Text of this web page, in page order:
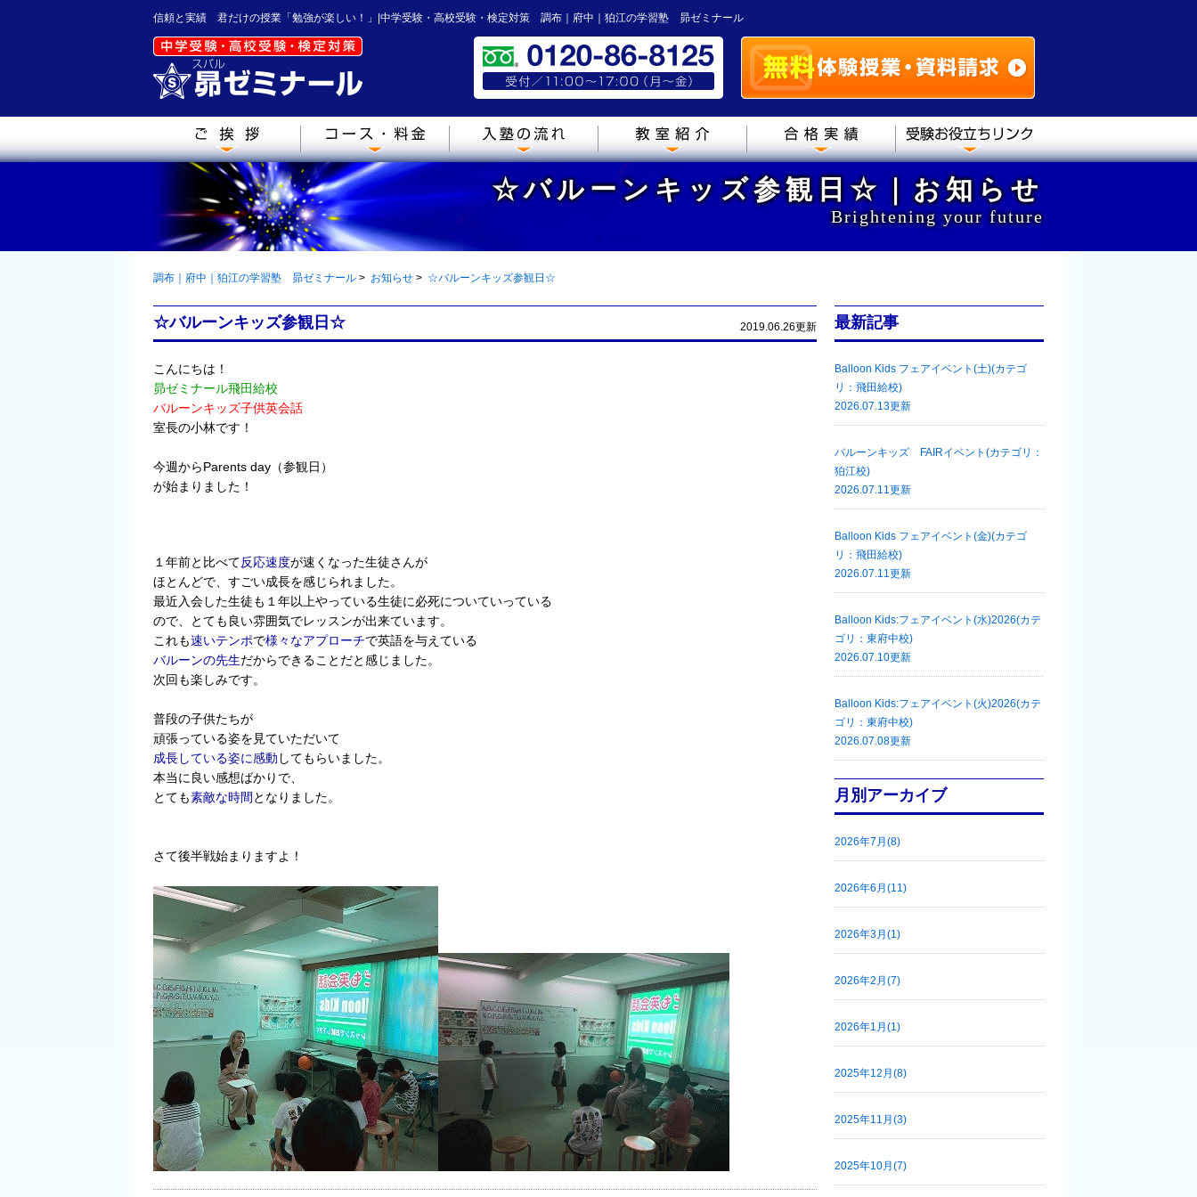
信頼と実績 君だけの授業「勉強が楽しい！」|中学受験・高校受験・検定対策 調布｜府中｜狛江の学習塾 昴ゼミナール
☆バルーンキッズ参観日☆｜お知らせ
Brightening your future
調布｜府中｜狛江の学習塾 昴ゼミナール > お知らせ > ☆バルーンキッズ参観日☆
☆バルーンキッズ参観日☆ 2019.06.26更新
こんにちは！
昴ゼミナール飛田給校
バルーンキッズ子供英会話
室長の小林です！
今週からParents day（参観日）
が始まりました！
１年前と比べて反応速度が速くなった生徒さんが
ほとんどで、すごい成長を感じられました。
最近入会した生徒も１年以上やっている生徒に必死についていっている
ので、とても良い雰囲気でレッスンが出来ています。
これも速いテンポで様々なアプローチで英語を与えている
バルーンの先生だからできることだと感じました。
次回も楽しみです。
普段の子供たちが
頑張っている姿を見ていただいて
成長している姿に感動 してもらいました。
本当に良い感想ばかりで、
とても素敵な時間 となりました。
さて後半戦始まりますよ！
最新記事
Balloon Kids フェアイベント(土)(カテゴ
リ：飛田給校)
2026.07.13更新
バルーンキッズ FAIRイベント(カテゴリ：
狛江校)
2026.07.11更新
Balloon Kids フェアイベント(金)(カテゴ
リ：飛田給校)
2026.07.11更新
Balloon Kids:フェアイベント(水)2026(カテ
ゴリ：東府中校)
2026.07.10更新
Balloon Kids:フェアイベント(火)2026(カテ
ゴリ：東府中校)
2026.07.08更新
月別アーカイブ
2026年7月(8)
2026年6月(11)
2026年3月(1)
2026年2月(7)
2026年1月(1)
2025年12月(8)
2025年11月(3)
2025年10月(7)